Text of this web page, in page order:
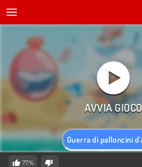
Guerra di palloncini
77%